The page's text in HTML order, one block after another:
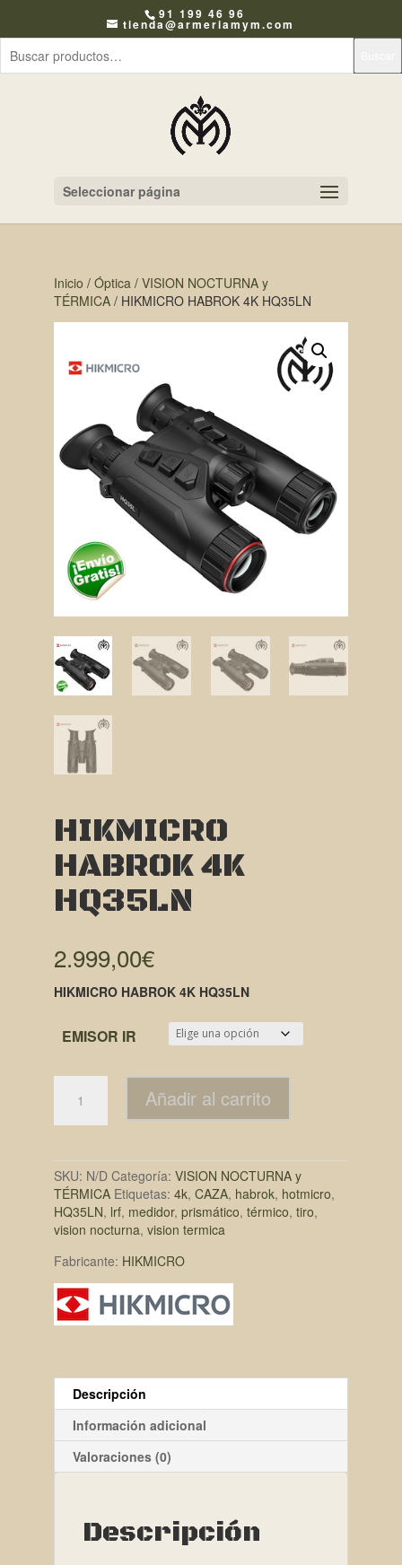
91 199 46 96
tienda@armeriamym.com
Seleccionar página
Inicio / Óptica/ VISION NOCTURNA y
TÉRMICA/ HIKMICRO HABROK 4K HQ35LN
HIKMICRO
HABROK 4K
HQ35LN
2.999,00€
HIKMICRO HABROK 4K HQ35LN
EMISOR IR
Añadir al carrito
SKU: N/D Categoría: VISION NOCTURNA y
TÉRMICA Etiquetas: 4k, CAZA, habrok, hotmicro,
HQ35LN, lrf, medidor, prismático, térmico, tiro,
vision nocturna, vision termica
Fabricante: HIKMICRO
Descripción
Información adicional
Valoraciones (0)
Descripción